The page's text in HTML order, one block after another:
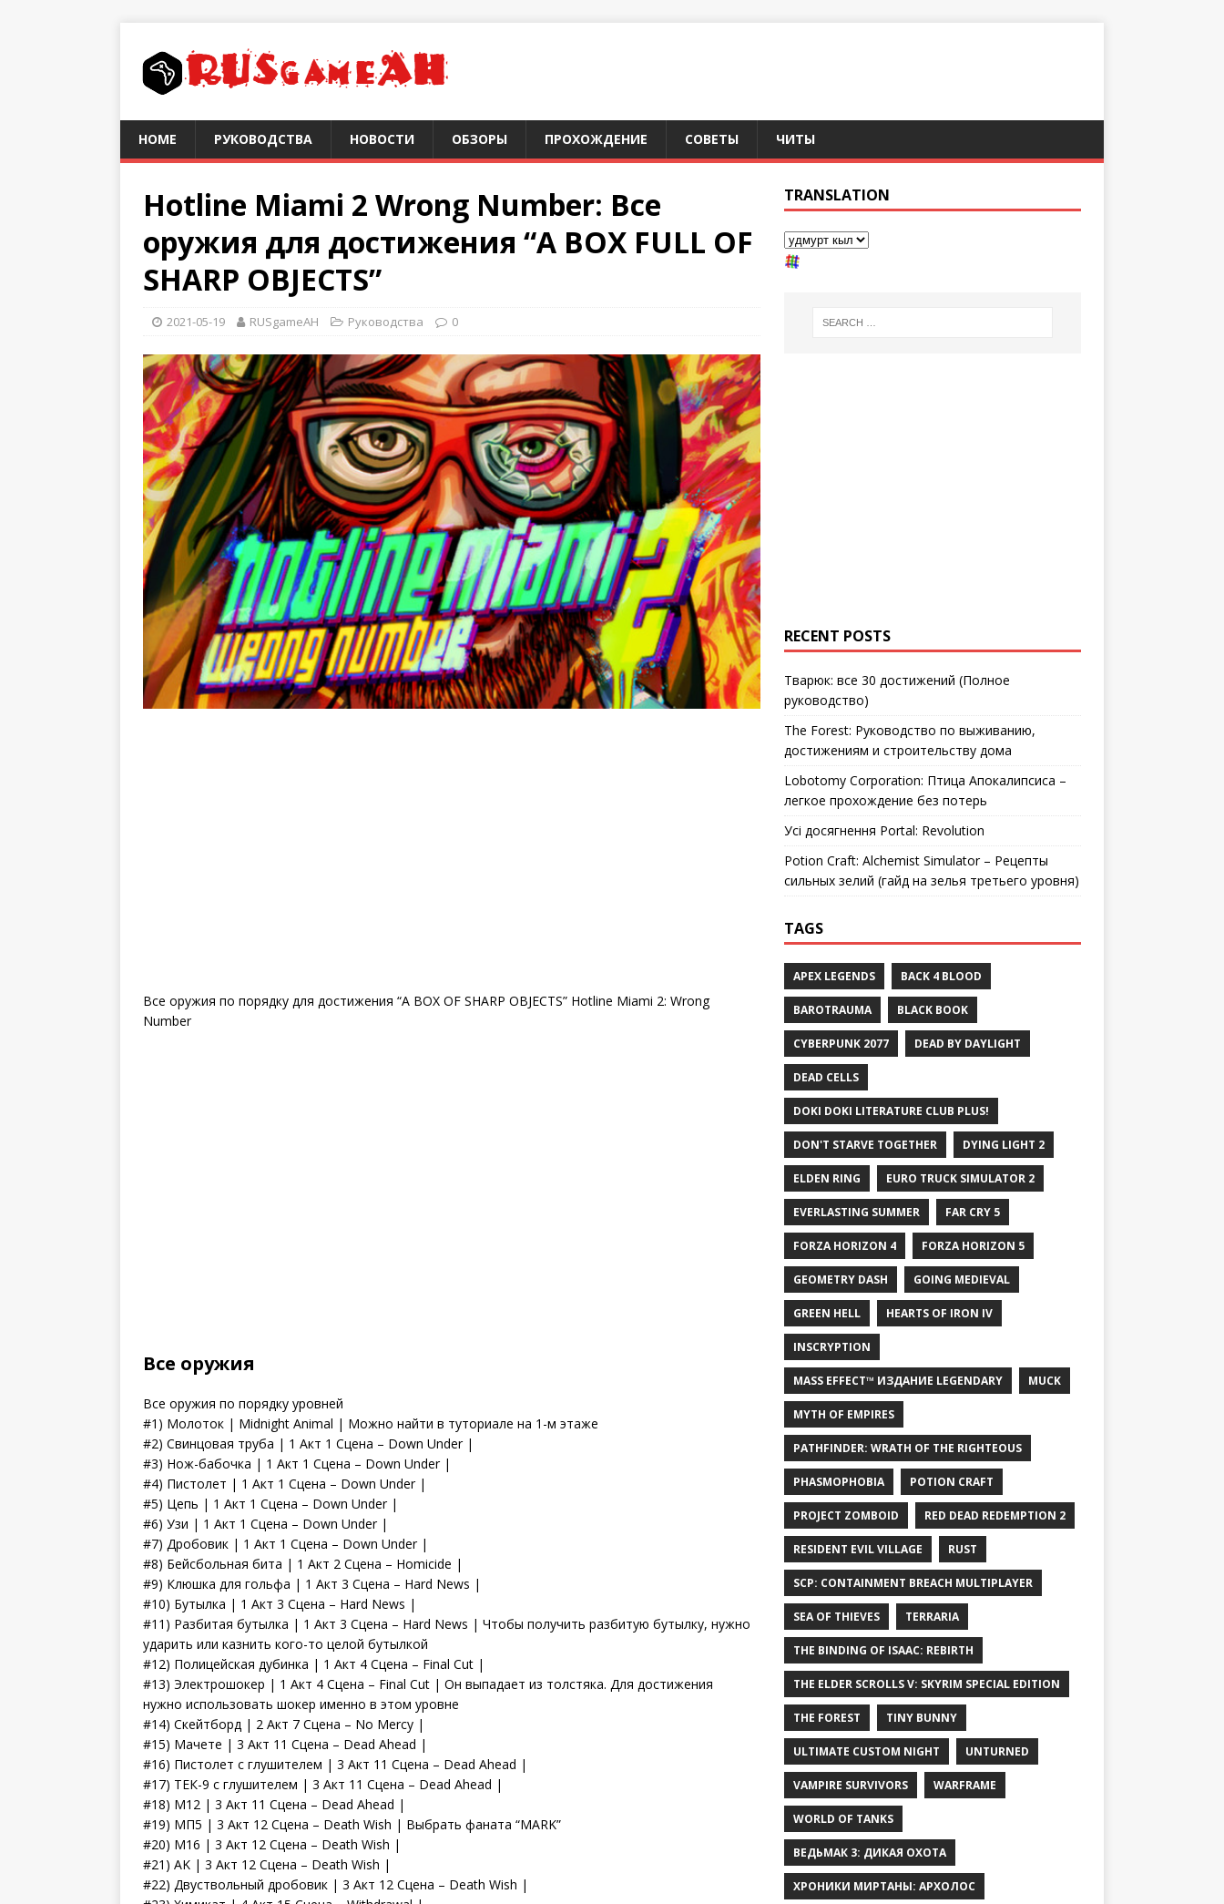
HOME РУКОВОДСТВА НОВОСТИ ОБЗОРЫ ПРОХОЖДЕНИЕ СОВЕТЫ ЧИТЫ
Hotline Miami 2 Wrong Number: Все
оружия для достижения “A BOX FULL OF
SHARP OBJECTS”
2021-05-19 RUSgameAH Руководства 0
Все оружия по порядку для достижения “A BOX OF SHARP OBJECTS” Hotline Miami 2: Wrong
Number
Все оружия
Все оружия по порядку уровней
#1) Молоток | Midnight Animal | Можно найти в туториале на 1-м этаже
#2) Свинцовая труба | 1 Акт 1 Сцена – Down Under |
#3) Нож-бабочка | 1 Акт 1 Сцена – Down Under |
#4) Пистолет | 1 Акт 1 Сцена – Down Under |
#5) Цепь | 1 Акт 1 Сцена – Down Under |
#6) Узи | 1 Акт 1 Сцена – Down Under |
#7) Дробовик | 1 Акт 1 Сцена – Down Under |
#8) Бейсбольная бита | 1 Акт 2 Сцена – Homicide |
#9) Клюшка для гольфа | 1 Акт 3 Сцена – Hard News |
#10) Бутылка | 1 Акт 3 Сцена – Hard News |
#11) Разбитая бутылка | 1 Акт 3 Сцена – Hard News | Чтобы получить разбитую бутылку, нужно
ударить или казнить кого-то целой бутылкой
#12) Полицейская дубинка | 1 Акт 4 Сцена – Final Cut |
#13) Электрошокер | 1 Акт 4 Сцена – Final Cut | Он выпадает из толстяка. Для достижения
нужно использовать шокер именно в этом уровне
#14) Скейтборд | 2 Акт 7 Сцена – No Mercy |
#15) Мачете | 3 Акт 11 Сцена – Dead Ahead |
#16) Пистолет с глушителем | 3 Акт 11 Сцена – Dead Ahead |
#17) ТЕК-9 с глушителем | 3 Акт 11 Сцена – Dead Ahead |
#18) M12 | 3 Акт 11 Сцена – Dead Ahead |
#19) МП5 | 3 Акт 12 Сцена – Death Wish | Выбрать фаната “MARK”
#20) M16 | 3 Акт 12 Сцена – Death Wish |
#21) AK | 3 Акт 12 Сцена – Death Wish |
#22) Двуствольный дробовик | 3 Акт 12 Сцена – Death Wish |
TRANSLATION
RECENT POSTS
Тварюк: все 30 достижений (Полное
руководство)
The Forest: Руководство по выживанию,
достижениям и строительству дома
Lobotomy Corporation: Птица Апокалипсиса –
легкое прохождение без потерь
Усі досягнення Portal: Revolution
Potion Craft: Alchemist Simulator – Рецепты
сильных зелий (гайд на зелья третьего уровня)
TAGS
APEX LEGENDS BACK 4 BLOOD
BAROTRAUMA BLACK BOOK
CYBERPUNK 2077 DEAD BY DAYLIGHT
DEAD CELLS
DOKI DOKI LITERATURE CLUB PLUS!
DON'T STARVE TOGETHER DYING LIGHT 2
ELDEN RING EURO TRUCK SIMULATOR 2
EVERLASTING SUMMER FAR CRY 5
FORZA HORIZON 4 FORZA HORIZON 5
GEOMETRY DASH GOING MEDIEVAL
GREEN HELL HEARTS OF IRON IV
INSCRYPTION
MASS EFFECT™ ИЗДАНИЕ LEGENDARY MUCK
MYTH OF EMPIRES
PATHFINDER: WRATH OF THE RIGHTEOUS
PHASMOPHOBIA POTION CRAFT
PROJECT ZOMBOID RED DEAD REDEMPTION 2
RESIDENT EVIL VILLAGE RUST
SCP: CONTAINMENT BREACH MULTIPLAYER
SEA OF THIEVES TERRARIA
THE BINDING OF ISAAC: REBIRTH
THE ELDER SCROLLS V: SKYRIM SPECIAL EDITION
THE FOREST TINY BUNNY
ULTIMATE CUSTOM NIGHT UNTURNED
VAMPIRE SURVIVORS WARFRAME
WORLD OF TANKS
ВЕДЬМАК 3: ДИКАЯ ОХОТА
ХРОНИКИ МИРТАНЫ: АРХОЛОС